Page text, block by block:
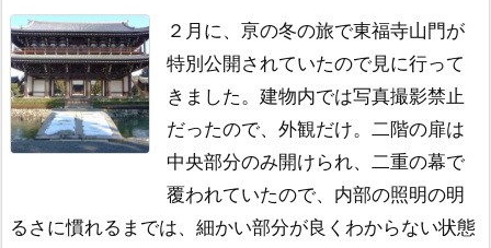
２月に、亰の冬の旅で東福寺山門が
特別公開されていたので見に行って
きました。 建物内では写真撮影禁止
だったので、外観だけ。 二階の扉は
中央部分のみ開けられ、二重の幕で
覆われていたので、 内部の照明の明
るさに慣れるまでは、細かい部分が良くわからない状態